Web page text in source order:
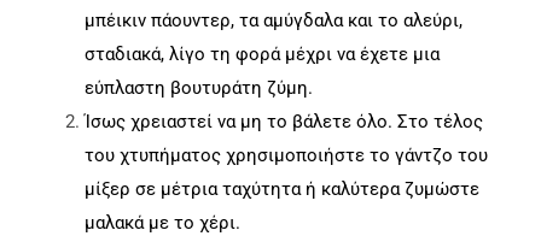
μπέικιν πάουντερ, τα αμύγδαλα και το αλεύρι,
σταδιακά, λίγο τη φορά μέχρι να έχετε μια
εύπλαστη βουτυράτη ζύμη.
Ίσως χρειαστεί να μη το βάλετε όλο. Στο τέλος
του χτυπήματος χρησιμοποιήστε το γάντζο του
μίξερ σε μέτρια ταχύτητα ή καλύτερα ζυμώστε
μαλακά με το χέρι.